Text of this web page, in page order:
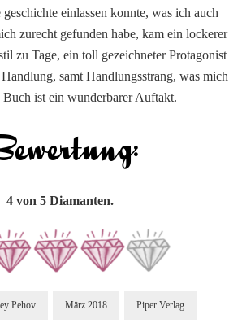
einlassen konnte, was ich auch
zurecht gefunden habe, kam ein lockerer
zu Tage, ein toll gezeichneter Protagonist
samt Handlungsstrang, was mich
Buch ist ein wunderbarer Auftakt.
4 von 5 Diamanten.
Pehov März 2018 Piper Verlag